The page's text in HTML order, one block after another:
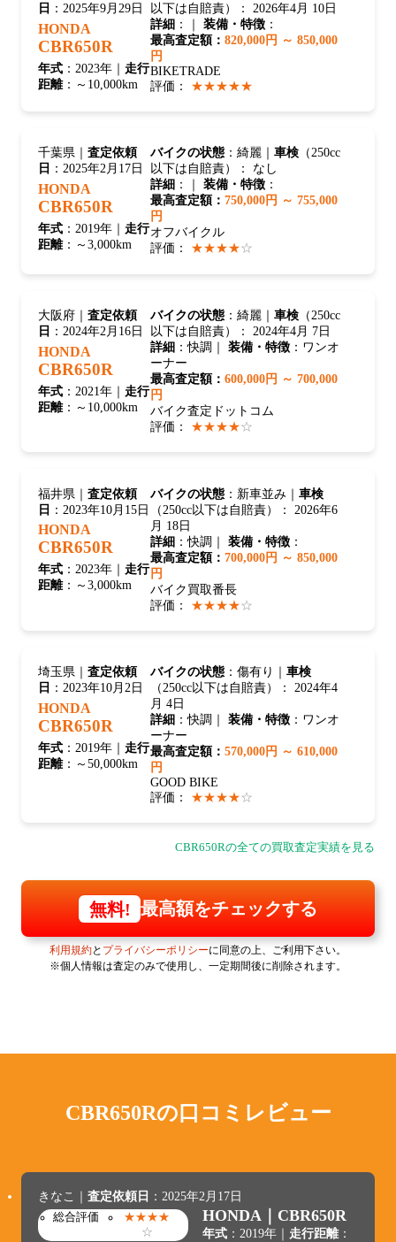
日 ：2025年9月29日
HONDA
CBR650R
年式 ：2023年｜ 走行
距離：～10,000km
以下は自賠責）： 2026年4月 10日
詳細 ：｜ 装備・特徴：
最高査定額： 820,000円 ～ 850,000
円
BIKETRADE
評価：
★★★★★
千葉県｜査定依頼
日 ：2025年2月17日
HONDA
CBR650R
年式 ：2019年｜ 走行
距離：～3,000km
バイクの状態：綺麗｜ 車検（250cc
以下は自賠責）： なし
詳細 ：｜ 装備・特徴：
最高査定額： 750,000円 ～ 755,000
円
オフバイクル
評価：
★★★★☆
大阪府｜査定依頼
日 ：2024年2月16日
HONDA
CBR650R
年式 ：2021年｜ 走行
距離：～10,000km
バイクの状態：綺麗｜ 車検（250cc
以下は自賠責）： 2024年4月 7日
詳細 ：快調｜ 装備・特徴：ワンオ
ーナー
最高査定額： 600,000円 ～ 700,000
円
バイク査定ドットコム
評価：
★★★★☆
福井県｜査定依頼
日 ：2023年10月15日
HONDA
CBR650R
年式 ：2023年｜ 走行
距離：～3,000km
バイクの状態：新車並み｜ 車検
（250cc以下は自賠責）： 2026年6
月 18日
詳細：快調｜ 装備・特徴：
最高査定額： 700,000円 ～ 850,000
円
バイク買取番長
評価：
★★★★☆
埼玉県｜査定依頼
日 ：2023年10月2日
HONDA
CBR650R
年式 ：2019年｜ 走行
距離：～50,000km
バイクの状態：傷有り｜ 車検
（250cc以下は自賠責）： 2024年4
月 4日
詳細 ：快調｜ 装備・特徴：ワンオ
ーナー
最高査定額： 570,000円 ～ 610,000
円
GOOD BIKE
評価：
★★★★☆
CBR650Rの全ての買取査定実績を見る
無料! 最高額をチェックする
利用規約と プライバシーポリシーに同意の上、ご利用下さい。
※個人情報は査定のみで使用し、一定期間後に削除されます。
CBR650Rの 口コミレビュー
きなこ｜査定依頼日 ：2025年2月17日
総合評価
★★★★
☆
HONDA｜CBR650R
年式：2019年｜ 走行距離：